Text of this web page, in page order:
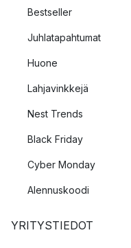
Bestseller
Juhlatapahtumat
Huone
Lahjavinkkejä
Nest Trends
Black Friday
Cyber Monday
Alennuskoodi
YRITYSTIEDOT